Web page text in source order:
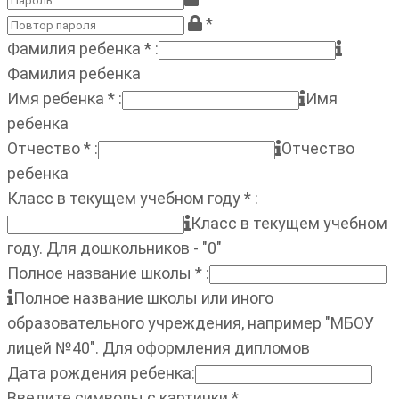
*
Фамилия ребенка * :
Фамилия ребенка
Имя ребенка * :
Имя
ребенка
Отчество* :
Отчество
ребенка
Класс в текущем учебном году* :
Класс в текущем учебном
году. Для дошкольников - "0"
Полное название школы * :
Полное название школы или иного
образовательного учреждения, например "МБОУ
лицей №40". Для оформления дипломов
Дата рождения ребенка: